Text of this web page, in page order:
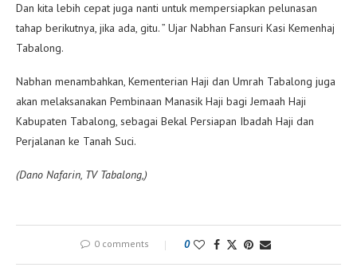
Dan kita lebih cepat juga nanti untuk mempersiapkan pelunasan
tahap berikutnya, jika ada, gitu. ” Ujar Nabhan Fansuri Kasi Kemenhaj
Tabalong.
Nabhan menambahkan, Kementerian Haji dan Umrah Tabalong juga
akan melaksanakan Pembinaan Manasik Haji bagi Jemaah Haji
Kabupaten Tabalong, sebagai Bekal Persiapan Ibadah Haji dan
Perjalanan ke Tanah Suci.
(Dano Nafarin, TV Tabalong,)
0 comments 0